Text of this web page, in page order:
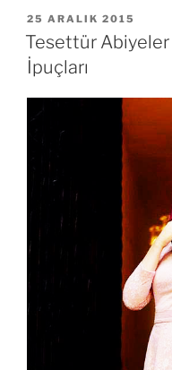
YAYIM
TARIHI
25 ARALIK 2015
Tesettür Abiyeler
İpuçları